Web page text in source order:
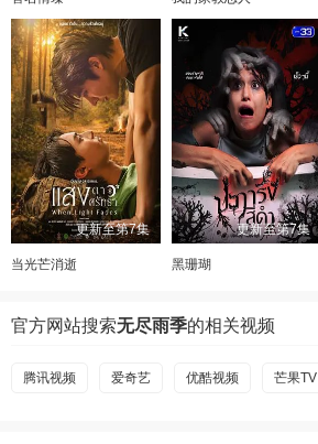
更新至第7集
当光芒消逝
更新至第7集
黑珊瑚
官方网站搜索无尽雨季的相关视频
腾讯视频 爱奇艺 优酷视频 芒果TV